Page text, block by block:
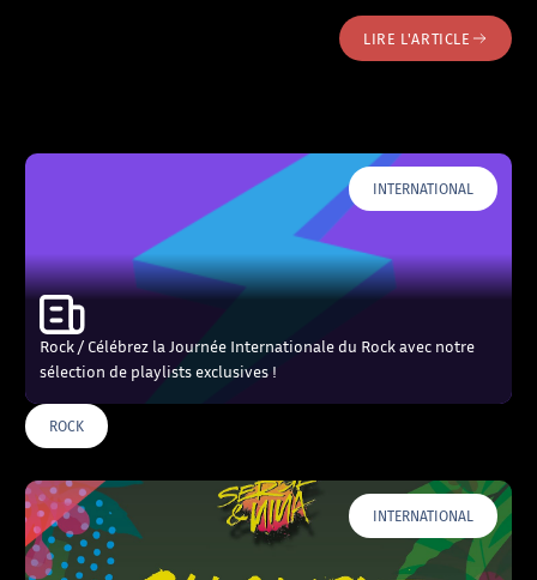
LIRE L'ARTICLE
INTERNATIONAL
Rock / Célébrez la Journée Internationale du Rock avec notre
sélection de playlists exclusives !
ROCK
INTERNATIONAL